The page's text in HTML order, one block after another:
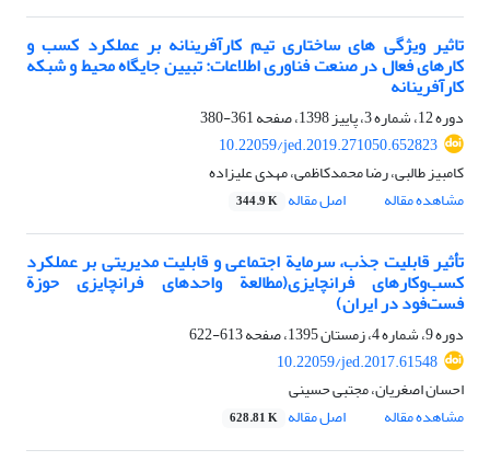
تاثیر ویژگی های ساختاری تیم کارآفرینانه بر عملکرد کسب و
کارهای فعال در صنعت فناوری اطلاعات: تبیین جایگاه محیط و شبکه
کارآفرینانه
دوره 12، شماره 3، پاییز 1398، صفحه
361-380
10.22059/jed.2019.271050.652823
کامبیز طالبی، رضا محمدکاظمی، مهدی علیزاده
مشاهده مقاله
اصل مقاله 344.9 K
تأثیر قابلیت جذب، سرمایة اجتماعی و قابلیت مدیریتی بر عملکرد
کسب‌وکارهای فرانچایزی(مطالعة واحدهای فرانچایزی حوزة
فست‌فود در ایران)
دوره 9، شماره 4، زمستان 1395، صفحه
613-622
10.22059/jed.2017.61548
احسان اصغریان، مجتبی حسینی
مشاهده مقاله
اصل مقاله 628.81 K